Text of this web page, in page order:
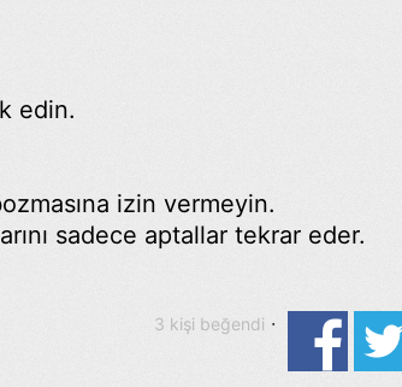
edin.
izin vermeyin.
sadece aptallar tekrar eder.
3 kişi beğendi ·